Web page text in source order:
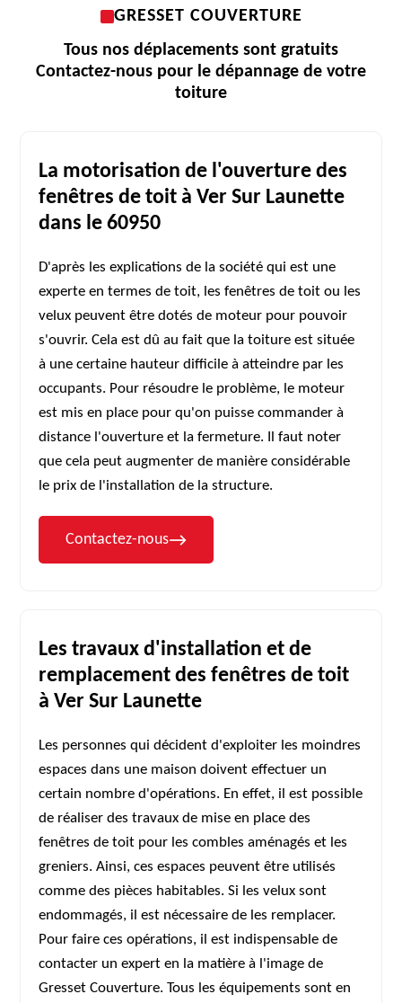
GRESSET COUVERTURE
Tous nos déplacements sont gratuits
Contactez-nous pour le dépannage de votre
toiture
La motorisation de l'ouverture des
fenêtres de toit à Ver Sur Launette
dans le 60950
D'après les explications de la société qui est une
experte en termes de toit, les fenêtres de toit ou les
velux peuvent être dotés de moteur pour pouvoir
s'ouvrir. Cela est dû au fait que la toiture est située
à une certaine hauteur difficile à atteindre par les
occupants. Pour résoudre le problème, le moteur
est mis en place pour qu'on puisse commander à
distance l'ouverture et la fermeture. Il faut noter
que cela peut augmenter de manière considérable
le prix de l'installation de la structure.
Contactez-nous
Les travaux d'installation et de
remplacement des fenêtres de toit
à Ver Sur Launette
Les personnes qui décident d'exploiter les moindres
espaces dans une maison doivent effectuer un
certain nombre d'opérations. En effet, il est possible
de réaliser des travaux de mise en place des
fenêtres de toit pour les combles aménagés et les
greniers. Ainsi, ces espaces peuvent être utilisés
comme des pièces habitables. Si les velux sont
endommagés, il est nécessaire de les remplacer.
Pour faire ces opérations, il est indispensable de
contacter un expert en la matière à l'image de
Gresset Couverture. Tous les équipements sont en